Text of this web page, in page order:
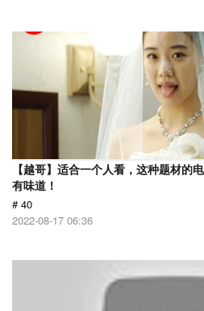
【越哥】适合一个人看，这种题材的
有味道！
# 40
2022-08-17 06:36